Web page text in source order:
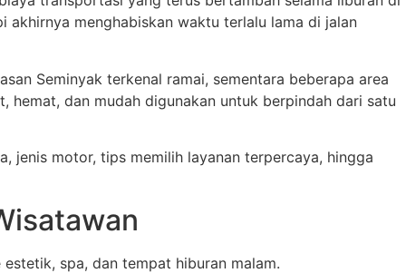
menghabiskan waktu terlalu lama di jalan
Seminyak terkenal ramai, sementara beberapa area
dan mudah digunakan untuk berpindah dari satu
jenis motor, tips memilih layanan terpercaya, hingga
spa, dan tempat hiburan malam.